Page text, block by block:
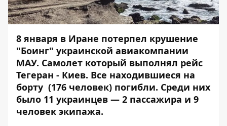
8 января в Иране потерпел крушение
"Боинг" украинской авиакомпании
МАУ. Самолет который выполнял рейс
Тегеран - Киев. Все находившиеся на
борту (176 человек) погибли. Среди них
было 11 украинцев — 2 пассажира и 9
человек экипажа.